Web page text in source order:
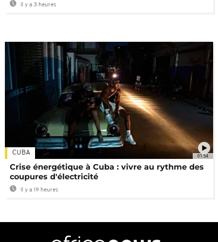
Il y a 3 heures
01:54
CUBA
Crise énergétique à Cuba : vivre au rythme des
coupures d'électricité
Il y a 19 heures